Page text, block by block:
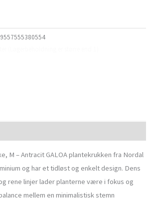
M – Antracit GALOA plantekrukken fra Nordal
og har et tidløst og enkelt design. Dens
rene linjer lader planterne være i fokus og
mellem en minimalistisk stemn